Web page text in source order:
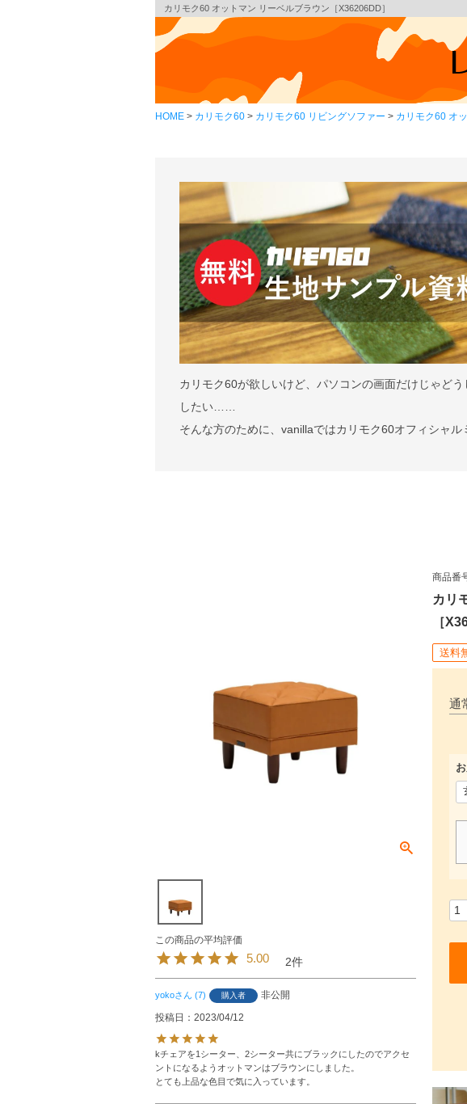
カリモク60 オットマン リーベルブラウン［X36206DD］
HOME カリモク60 カリモク60 リビングソファー カリモク60 オ
カリモク60が欲しいけど、パソコンの画面だけじゃど
したい……
そんな方のために、vanillaではカリモク60オフィシャ
5.00 2
yoko 7 購入者
非公開
投稿日
2023/04/12
kチェアを1シーター、2シーター共にブラックにしたのでアクセ
ントになるようオットマンはブラウンにしました。
とても上品な色目で気に入っています。
商品番
カリ
［
送料
通